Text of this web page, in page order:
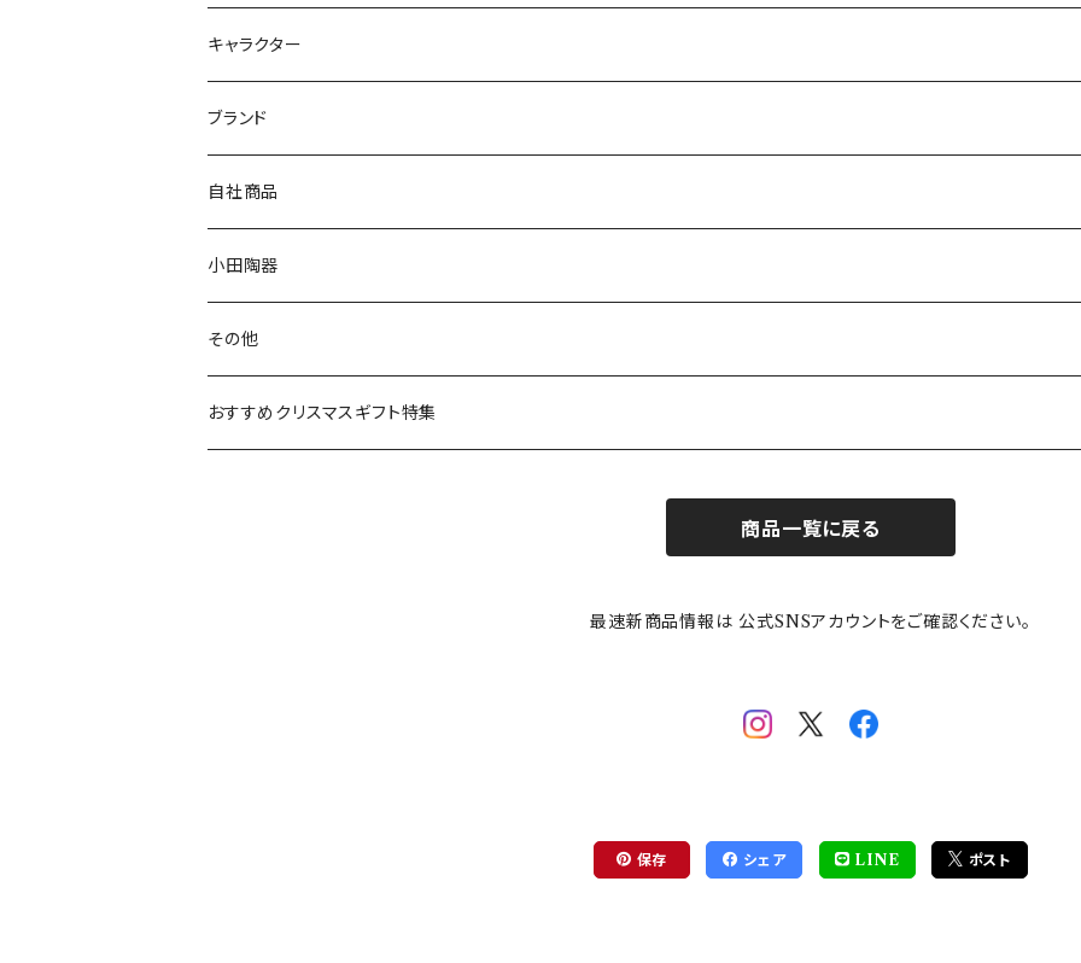
九谷焼
マグ＆カップ
プレート
ボウル
ガラスウェア
カトラリー
キャラクター
ムーミン
80th記念アイテム
リトルミイの日記念アイテム
MOOMIN ANIMATION
スヌーピー
ピーターラビット
ポケットモンスター
ブランド
LA AMYS(エミーズ)
LISA LARSON(リサラーソン)
LAURA ASHLEY(ローラ アシュレイ)
Finlayson(フィンレイソン)
自社商品
ねこ企画
Cecera(セセラ)
CELEC(セレック)
小田陶器
さざなみ
吉祥
その他
リサイクル食器
おすすめクリスマスギフト特集
商品一覧に戻る
最速新商品情報は 公式SNSアカウントをご確認ください。
保存 シェア LINE ポスト